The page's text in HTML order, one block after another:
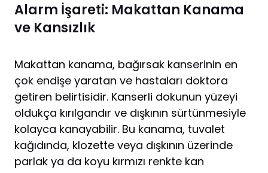
Alarm İşareti: Makattan Kanama
ve Kansızlık
Makattan kanama, bağırsak kanserinin en
çok endişe yaratan ve hastaları doktora
getiren belirtisidir. Kanserli dokunun yüzeyi
oldukça kırılgandır ve dışkının sürtünmesiyle
kolayca kanayabilir. Bu kanama, tuvalet
kağıdında, klozette veya dışkının üzerinde
parlak ya da koyu kırmızı renkte kan